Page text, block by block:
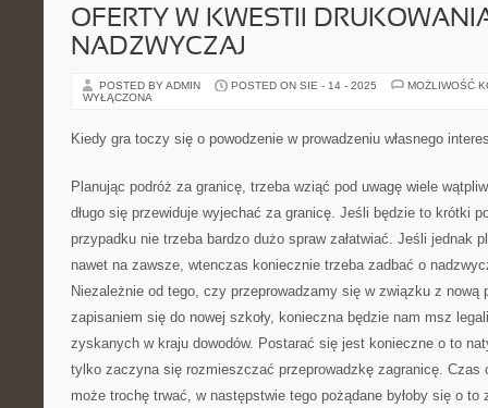
OFERTY W KWESTII
NADZWYCZAJ
POSTED BY ADMIN POSTED ON SIE - 14 - 2025
MOŻLIWOŚĆ
WYŁĄCZONA
Kiedy gra toczy się o powodzenie w prowadzeniu własnego
Planując podróż za granicę, trzeba wziąć pod uwagę wiele
długo się przewiduje wyjechać za granicę. Jeśli będzie to krótki
przypadku nie trzeba bardzo dużo spraw załatwiać. Jeśli jednak
nawet na zawsze, wtenczas koniecznie trzeba zadbać o
Niezależnie od tego, czy przeprowadzamy się w związku z nową
zapisaniem się do nowej szkoły, konieczna będzie nam msz
zyskanych w kraju dowodów. Postarać się jest konieczne o to
tylko zaczyna się rozmieszczać przeprowadzkę zagranicę. Czas
może trochę trwać, w następstwie tego pożądane byłoby się o to